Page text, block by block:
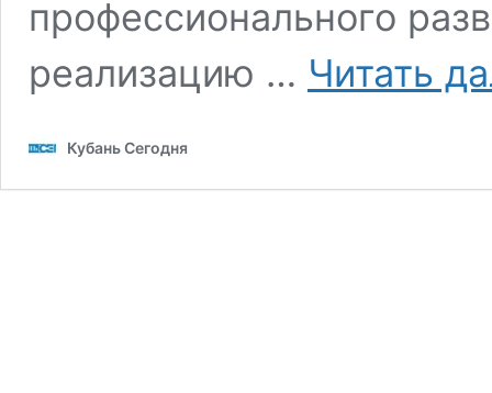
профессионального
реализацию … Читать
Кубань Сегодня